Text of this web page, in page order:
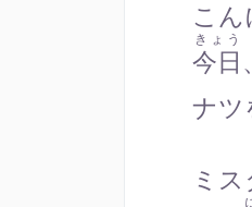
こん
今日
きょう
、
ナツ
ミ